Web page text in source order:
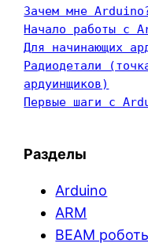
Зачем мне
Начало работы с
Для начинающих
Радиодетали
ардуинщиков)
Первые шаги с
Разделы
Arduino
ARM
BEAM